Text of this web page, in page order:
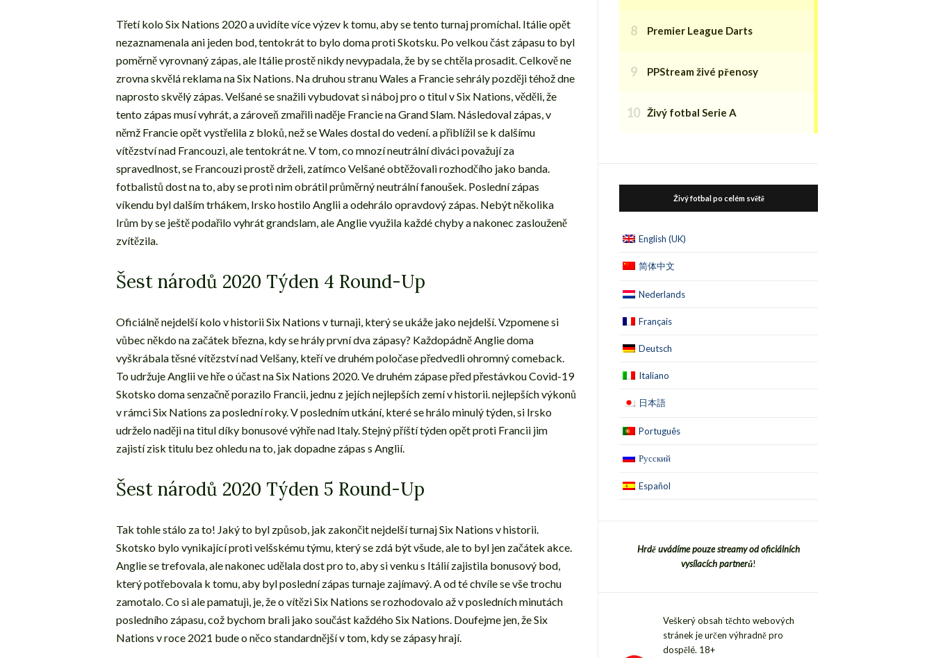
Třetí kolo Six Nations 2020 a uvidíte více výzev k tomu, aby se tento turnaj promíchal. Itálie opět
nezaznamenala ani jeden bod, tentokrát to bylo doma proti Skotsku. Po velkou část zápasu to byl
poměrně vyrovnaný zápas, ale Itálie prostě nikdy nevypadala, že by se chtěla prosadit. Celkově ne
zrovna skvělá reklama na Six Nations. Na druhou stranu Wales a Francie sehrály později téhož dne
naprosto skvělý zápas. Velšané se snažili vybudovat si náboj pro o titul v Six Nations, věděli, že
tento zápas musí vyhrát, a zároveň zmařili naděje Francie na Grand Slam. Následoval zápas, v
němž Francie opět vystřelila z bloků, než se Wales dostal do vedení. a přiblížil se k dalšímu
vítězství nad Francouzi, ale tentokrát ne. V tom, co mnozí neutrální diváci považují za
spravedlnost, se Francouzi prostě drželi, zatímco Velšané obtěžovali rozhodčího jako banda.
fotbalistů dost na to, aby se proti nim obrátil průměrný neutrální fanoušek. Poslední zápas
víkendu byl dalším trhákem, Irsko hostilo Anglii a odehrálo opravdový zápas. Nebýt několika
Irům by se ještě podařilo vyhrát grandslam, ale Anglie využila každé chyby a nakonec zaslouženě
zvítězila.
Šest národů 2020 Týden 4 Round-Up
Oficiálně nejdelší kolo v historii Six Nations v turnaji, který se ukáže jako nejdelší. Vzpomene si
vůbec někdo na začátek března, kdy se hrály první dva zápasy? Každopádně Anglie doma
vyškrábala těsné vítězství nad Velšany, kteří ve druhém poločase předvedli ohromný comeback.
To udržuje Anglii ve hře o účast na Six Nations 2020. Ve druhém zápase před přestávkou Covid-19
Skotsko doma senzačně porazilo Francii, jednu z jejích nejlepších zemí v historii. nejlepších výkonů
v rámci Six Nations za poslední roky. V posledním utkání, které se hrálo minulý týden, si Irsko
udrželo naději na titul díky bonusové výhře nad Italy. Stejný příští týden opět proti Francii jim
zajistí zisk titulu bez ohledu na to, jak dopadne zápas s Anglií.
Šest národů 2020 Týden 5 Round-Up
Tak tohle stálo za to! Jaký to byl způsob, jak zakončit nejdelší turnaj Six Nations v historii.
Skotsko bylo vynikající proti velšskému týmu, který se zdá být všude, ale to byl jen začátek akce.
Anglie se trefovala, ale nakonec udělala dost pro to, aby si venku s Itálií zajistila bonusový bod,
který potřebovala k tomu, aby byl poslední zápas turnaje zajímavý. A od té chvíle se vše trochu
zamotalo. Co si ale pamatuji, je, že o vítězi Six Nations se rozhodovalo až v posledních minutách
posledního zápasu, což bychom brali jako součást každého Six Nations. Doufejme jen, že Six
Nations v roce 2021 bude o něco standardnější v tom, kdy se zápasy hrají.
Premier League Darts
PPStream živé přenosy
Živý fotbal Serie A
Živý fotbal po celém světě
English (UK)
简体中文
Nederlands
Français
Deutsch
Italiano
日本語
Português
Русский
Español
Hrdě uvádíme pouze streamy od oficiálních
vysílacích partnerů!
Veškerý obsah těchto webových
stránek je určen výhradně pro
dospělé. 18+